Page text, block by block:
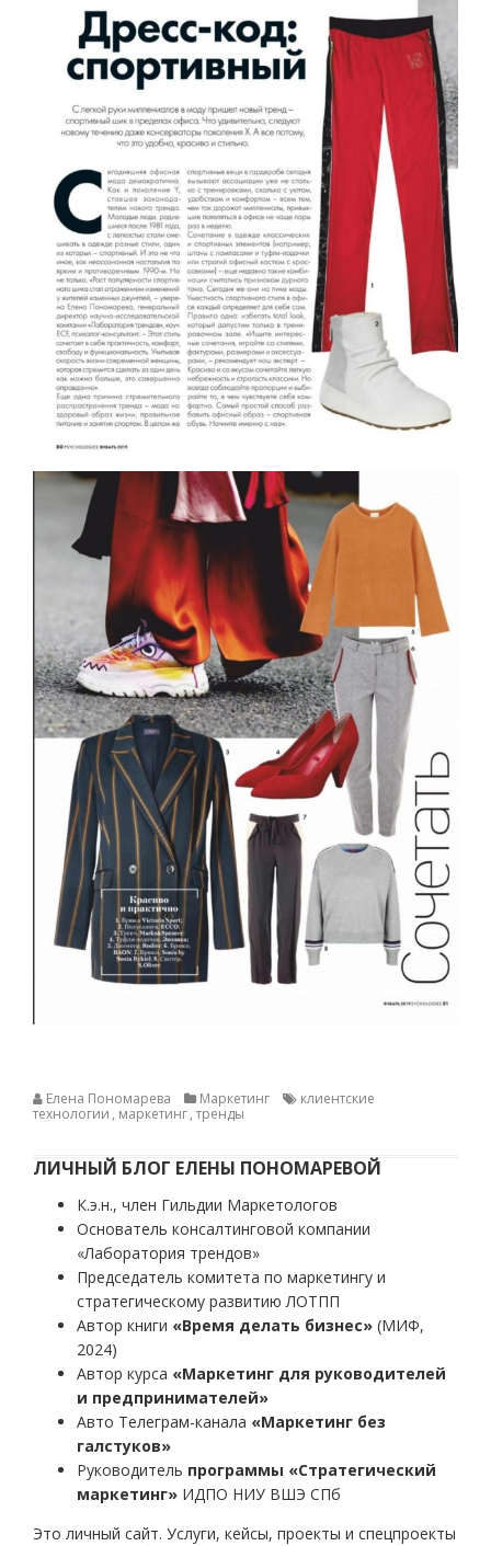
Елена Пономарева Маркетинг
клиентские
технологии , маркетинг, тренды
ЛИЧНЫЙ БЛОГ ЕЛЕНЫ ПОНОМАРЕВОЙ
К.э.н., член Гильдии Маркетологов
Основатель консалтинговой компании
«Лаборатория трендов»
Председатель комитета по маркетингу и
стратегическому развитию ЛОТПП
Автор книги «Время делать бизнес» (МИФ,
2024)
Автор курса «Маркетинг для руководителей
и предпринимателей»
Авто Телеграм-канала «Маркетинг без
галстуков»
Руководитель программы «Стратегический
маркетинг» ИДПО НИУ ВШЭ СПб
Это личный сайт. Услуги, кейсы, проекты и спецпроекты